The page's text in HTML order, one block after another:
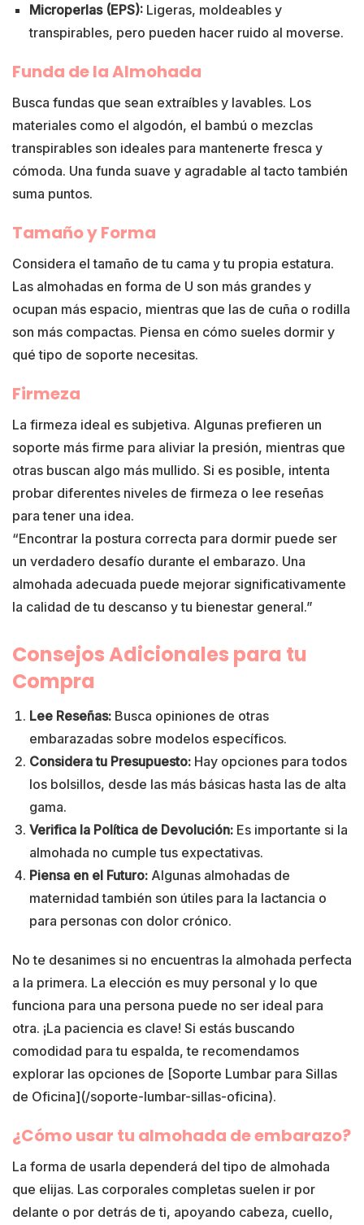
Microperlas (EPS):Ligeras, moldeables y
transpirables, pero pueden hacer ruido al moverse.
Funda de la Almohada
Busca fundas que sean extraíbles y lavables. Los
materiales como el algodón, el bambú o mezclas
transpirables son ideales para mantenerte fresca y
cómoda. Una funda suave y agradable al tacto también
suma puntos.
Tamaño y Forma
Considera el tamaño de tu cama y tu propia estatura.
Las almohadas en forma de U son más grandes y
ocupan más espacio, mientras que las de cuña o rodilla
son más compactas. Piensa en cómo sueles dormir y
qué tipo de soporte necesitas.
Firmeza
La firmeza ideal es subjetiva. Algunas prefieren un
soporte más firme para aliviar la presión, mientras que
otras buscan algo más mullido. Si es posible, intenta
probar diferentes niveles de firmeza o lee reseñas
para tener una idea.
“Encontrar la postura correcta para dormir puede ser
un verdadero desafío durante el embarazo. Una
almohada adecuada puede mejorar significativamente
la calidad de tu descanso y tu bienestar general.”
Consejos Adicionales para tu
Compra
Lee Reseñas:Busca opiniones de otras
embarazadas sobre modelos específicos.
Considera tu Presupuesto:Hay opciones para todos
los bolsillos, desde las más básicas hasta las de alta
gama.
Verifica la Política de Devolución:Es importante si la
almohada no cumple tus expectativas.
Piensa en el Futuro:Algunas almohadas de
maternidad también son útiles para la lactancia o
para personas con dolor crónico.
No te desanimes si no encuentras la almohada perfecta
a la primera. La elección es muy personal y lo que
funciona para una persona puede no ser ideal para
otra. ¡La paciencia es clave! Si estás buscando
comodidad para tu espalda, te recomendamos
explorar las opciones de [Soporte Lumbar para Sillas
de Oficina](/soporte-lumbar-sillas-oficina).
¿Cómo usar tu almohada de embarazo?
La forma de usarla dependerá del tipo de almohada
que elijas. Las corporales completas suelen ir por
delante o por detrás de ti, apoyando cabeza, cuello,